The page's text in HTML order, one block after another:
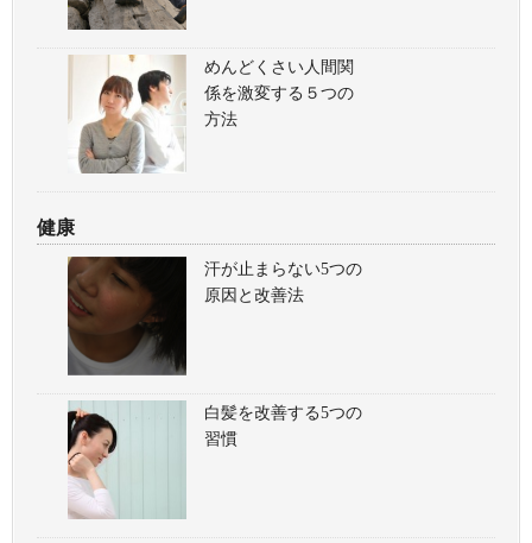
めんどくさい人間関
係を激変する５つの
方法
健康
汗が止まらない5つの
原因と改善法
白髪を改善する5つの
習慣